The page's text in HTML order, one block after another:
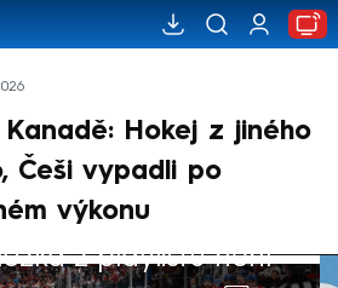
Kanadě: Hokej z jiného
Češi vypadli po
výkonu
z playlistu není